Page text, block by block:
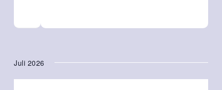
Juli 2026